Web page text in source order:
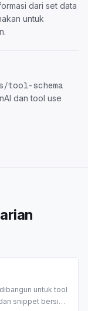
dari set data
untuk
tool-schema
dan tool use
untuk tool
snippet bersih